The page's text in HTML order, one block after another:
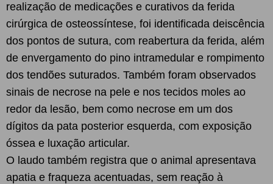
realização de medicações e curativos da ferida
cirúrgica de osteossíntese, foi identificada deiscência
dos pontos de sutura, com reabertura da ferida, além
de envergamento do pino intramedular e rompimento
dos tendões suturados. Também foram observados
sinais de necrose na pele e nos tecidos moles ao
redor da lesão, bem como necrose em um dos
dígitos da pata posterior esquerda, com exposição
óssea e luxação articular.
O laudo também registra que o animal apresentava
apatia e fraqueza acentuadas, sem reação à